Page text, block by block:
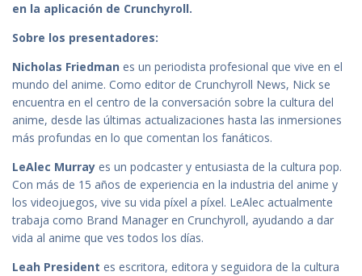
en la aplicación de Crunchyroll.
Sobre los presentadores:
Nicholas Friedman es un periodista profesional que vive en el
mundo del anime. Como editor de Crunchyroll News, Nick se
encuentra en el centro de la conversación sobre la cultura del
anime, desde las últimas actualizaciones hasta las inmersiones
más profundas en lo que comentan los fanáticos.
LeAlec Murray es un podcaster y entusiasta de la cultura pop.
Con más de 15 años de experiencia en la industria del anime y
los videojuegos, vive su vida píxel a píxel. LeAlec actualmente
trabaja como Brand Manager en Crunchyroll, ayudando a dar
vida al anime que ves todos los días.
Leah President es escritora, editora y seguidora de la cultura